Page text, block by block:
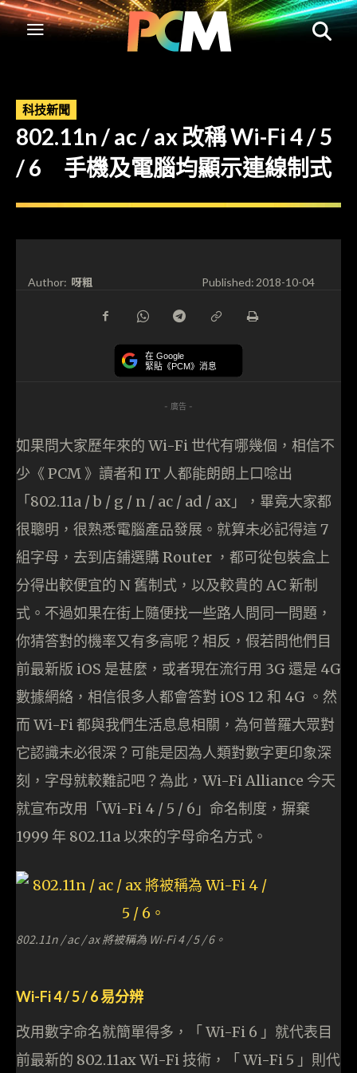
科技新聞
802.11n / ac / ax 改稱 Wi-Fi 4 / 5
/ 6 手機及電腦均顯示連線制式
Author: 呀粗 Published:2018-10-04
在 Google
緊貼《PCM》消息
- 廣告 -
如果問大家歷年來的 Wi-Fi 世代有哪幾個，相信不
少《 PCM 》讀者和 IT 人都能朗朗上口唸出
「802.11a / b / g / n / ac / ad / ax」，畢竟大家都
很聰明，很熟悉電腦產品發展。就算未必記得這 7
組字母，去到店鋪選購 Router ，都可從包裝盒上
分得出較便宜的 N 舊制式，以及較貴的 AC 新制
式。不過如果在街上隨便找一些路人問同一問題，
你猜答對的機率又有多高呢？相反，假若問他們目
前最新版 iOS 是甚麼，或者現在流行用 3G 還是 4G
數據網絡，相信很多人都會答對 iOS 12 和 4G 。然
而 Wi-Fi 都與我們生活息息相關，為何普羅大眾對
它認識未必很深？可能是因為人類對數字更印象深
刻，字母就較難記吧？為此，Wi-Fi Alliance 今天
就宣布改用「Wi-Fi 4 / 5 / 6」命名制度，摒棄
1999 年 802.11a 以來的字母命名方式。
802.11n / ac / ax 將被稱為 Wi-Fi 4 / 5 / 6。
Wi-Fi 4 / 5 / 6 易分辨
改用數字命名就簡單得多，「 Wi-Fi 6 」就代表目
前最新的 802.11ax Wi-Fi 技術，「 Wi-Fi 5 」則代